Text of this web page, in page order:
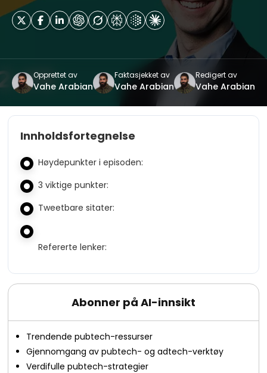
Opprettet av
Vahe Arabian
Faktasjekket av
Vahe Arabian
Redigert av
Vahe Arabian
Innholdsfortegnelse
Høydepunkter i episoden:
3 viktige punkter:
Tweetbare sitater:
Refererte lenker:
Abonner på AI-innsikt
Trendende pubtech-ressurser
Gjennomgang av pubtech- og adtech-verktøy
Verdifulle pubtech-strategier